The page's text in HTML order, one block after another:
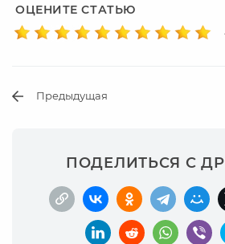
ОЦЕНИТЕ СТАТЬЮ
Предыдущая
ПОДЕЛИТЬСЯ С